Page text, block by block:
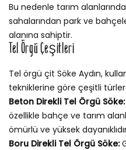
Bu nedenle tarım
sahalarından park ve
alanına sahiptir.
Tel Örgü Çeşitleri
Tel örgü çit Söke Aydın,
tekniklerine göre çeşitli
Beton Direkli Tel Örgü Söke:
özellikle bahçe ve tarım
ömürlü ve yüksek
Boru Direkli Tel Örgü Söke: